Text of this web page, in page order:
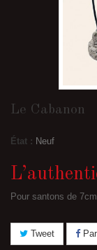
Le Cabanon
État : Neuf
Pour santons de 7cm
Tweet